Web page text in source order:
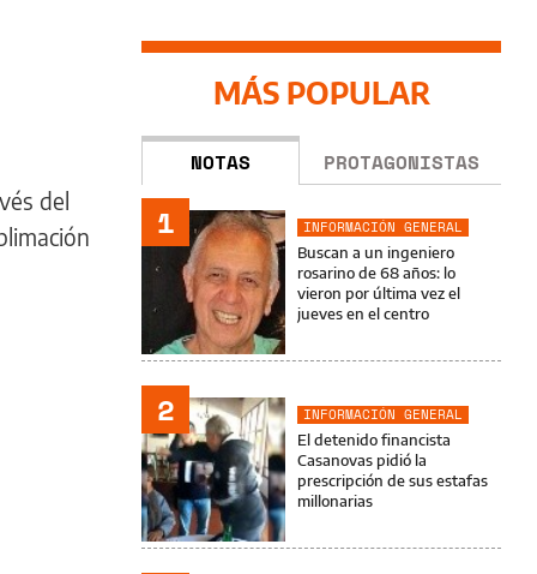
del
MÁS POPULAR
NOTAS PROTAGONISTAS
1
INFORMACIÓN GENERAL
Buscan a un ingeniero
rosarino de 68 años: lo
vieron por última vez el
jueves en el centro
2
INFORMACIÓN GENERAL
El detenido financista
Casanovas pidió la
prescripción de sus estafas
millonarias